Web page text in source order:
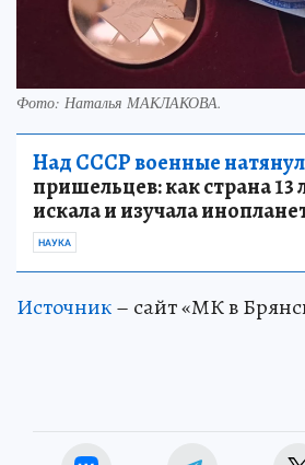
Фото: Наталья МАКЛАКОВА.
Над СССР военные
пришельцев: как страна 13
искала и изучала
НАУКА
Источник– сайт «МК в